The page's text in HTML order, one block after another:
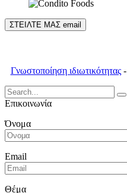
ΣΤΕΙΛΤΕ ΜΑΣ email
Γνωστοποίηση ιδιωτικότητας-
Search
for:
Επικοινωνία
Όνομα
Email
Θέμα